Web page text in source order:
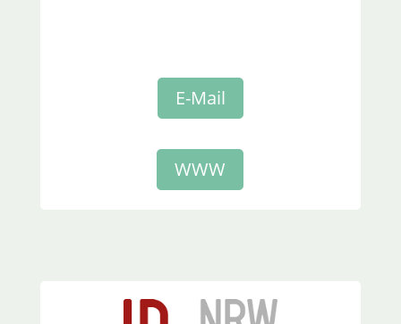
E-Mail
WWW